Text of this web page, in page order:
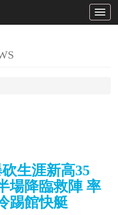
Toggle
生涯新高35
場降臨救陣 率
踢館快艇